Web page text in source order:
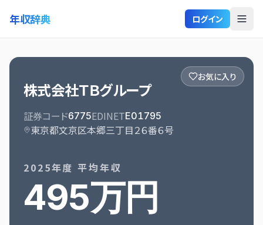
年収辞典 ログイン
お気に入り
株式会社ＴＢグループ
証券コード6775EDINETE01795
東京都文京区本郷三丁目２６番６号
2025年度 平均年収
495万円